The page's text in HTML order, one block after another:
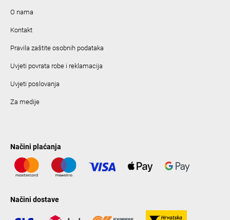
O nama
Kontakt
Pravila zaštite osobnih podataka
Uvjeti povrata robe i reklamacija
Uvjeti poslovanja
Za medije
Načini plaćanja
Načini dostave